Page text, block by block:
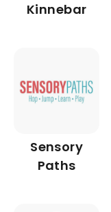
Kinnebar
Sensory
Paths